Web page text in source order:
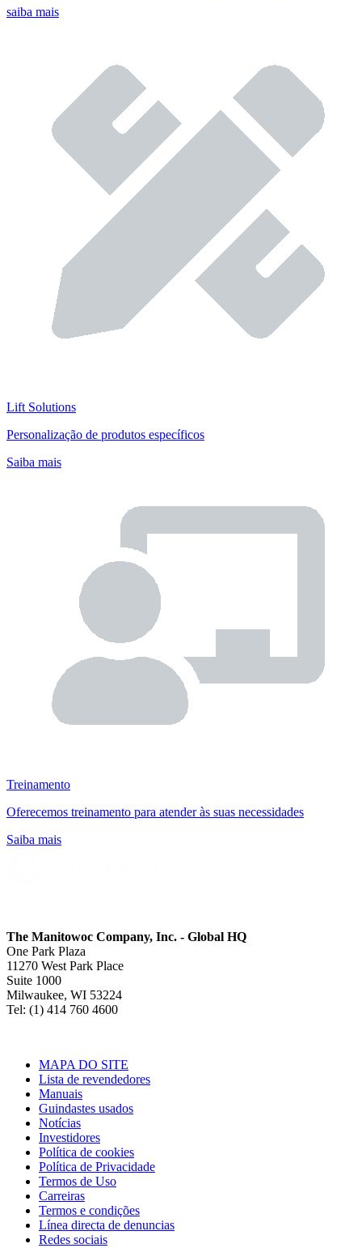
saiba mais
Lift Solutions
Personalização de produtos específicos
Saiba mais
Treinamento
Oferecemos treinamento para atender às suas necessidades
Saiba mais
The Manitowoc Company, Inc. - Global HQ
One Park Plaza
11270 West Park Place
Suite 1000
Milwaukee, WI 53224
Tel: (1) 414 760 4600
MAPA DO SITE
Lista de revendedores
Manuais
Guindastes usados
Notícias
Investidores
Política de cookies
Política de Privacidade
Termos de Uso
Carreiras
Termos e condições
Línea directa de denuncias
Redes sociais